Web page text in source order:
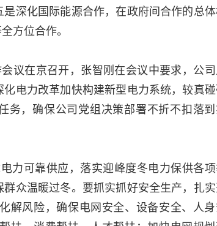
深化国际能源合作，在政府间合作的总
方位合作。
议在京召开，张智刚在会议中要求，公
电力改革加快构建新型电力系统，较真
务，确保公司党组决策部署不折不扣落
力可靠供应，落实迎峰度冬电力保供各
众温暖过冬。要抓实抓好安全生产，扎
解风险，确保电网安全、设备安全、人